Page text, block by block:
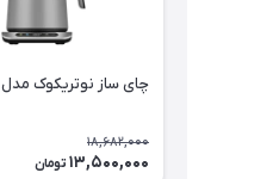
چای ساز نوتریکوک مدل KTM330
18,682,000
13,500,000 تومان